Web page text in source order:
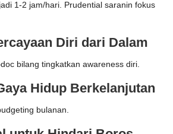
1-2 jam/hari. Prudential saranin fokus
Diri dari Dalam
bilang tingkatkan awareness diri.
Hidup Berkelanjutan
bulanan.